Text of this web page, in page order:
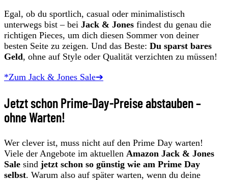
Egal, ob du sportlich, casual oder minimalistisch
unterwegs bist – bei Jack & Jones findest du genau die
richtigen Pieces, um dich diesen Sommer von deiner
besten Seite zu zeigen. Und das Beste: Du sparst bares
Geld, ohne auf Style oder Qualität verzichten zu müssen!
*Zum Jack & Jones Sale➔
Jetzt schon Prime-Day-Preise abstauben –
ohne Warten!
Wer clever ist, muss nicht auf den Prime Day warten!
Viele der Angebote im aktuellen Amazon Jack & Jones
Sale sind jetzt schon so günstig wie am Prime Day
selbst. Warum also auf später warten, wenn du deine